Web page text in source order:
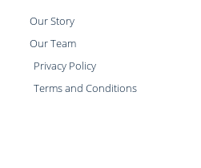
Our Story
Our Team
Privacy Policy
Terms and Conditions